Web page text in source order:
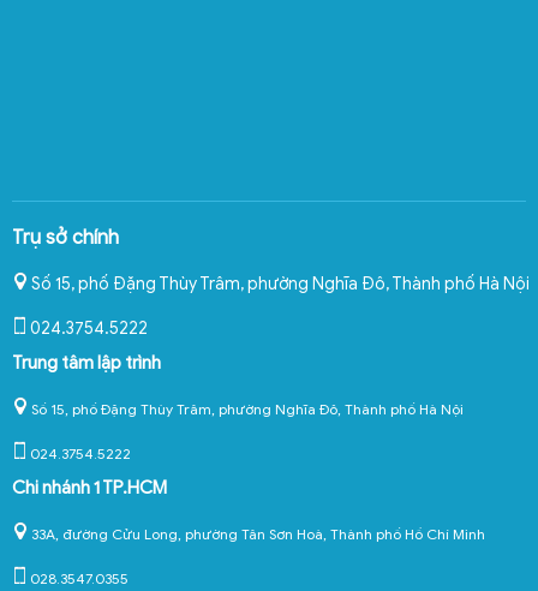
Trụ sở chính
Số 15, phố Đặng Thùy Trâm, phường Nghĩa Đô,Thành phố Hà Nội
024.3754.5222
Trung tâm lập trình
Số 15, phố Đặng Thùy Trâm, phường Nghĩa Đô, Thành phố Hà Nội
024.3754.5222
Chi nhánh 1 TP.HCM
33A, đường Cửu Long, phường Tân Sơn Hoà, Thành phố Hồ Chí Minh
028.3547.0355